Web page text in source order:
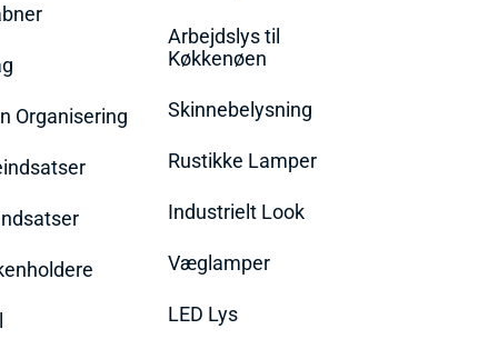
Organisering
Arbejdslys til
Køkkenøen
Skinnebelysning
Rustikke Lamper
Industrielt Look
Væglamper
LED Lys